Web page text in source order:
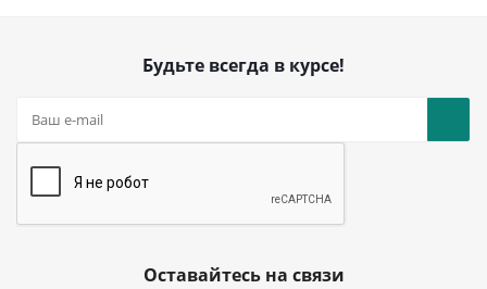
Будьте всегда в курсе!
Оставайтесь на связи